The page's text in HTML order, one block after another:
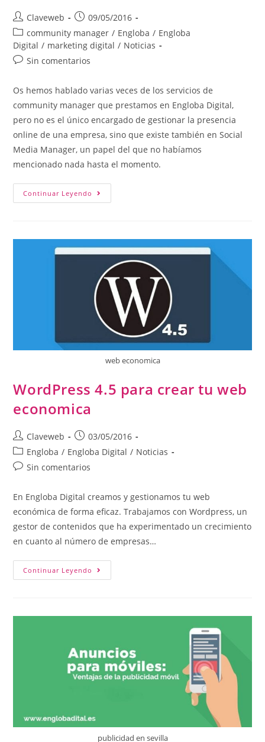
Claveweb
09/05/2016
community manager / Engloba / Engloba
Digital / marketing digital / Noticias
Sin comentarios
Os hemos hablado varias veces de los servicios de
community manager que prestamos en Engloba Digital,
pero no es el único encargado de gestionar la presencia
online de una empresa, sino que existe también en Social
Media Manager, un papel del que no habíamos
mencionado nada hasta el momento.
Continuar Leyendo
web economica
WordPress 4.5 para crear tu web
economica
Claveweb
03/05/2016
Engloba / Engloba Digital / Noticias
Sin comentarios
En Engloba Digital creamos y gestionamos tu web
económica de forma eficaz. Trabajamos con Wordpress, un
gestor de contenidos que ha experimentado un crecimiento
en cuanto al número de empresas…
Continuar Leyendo
publicidad en sevilla